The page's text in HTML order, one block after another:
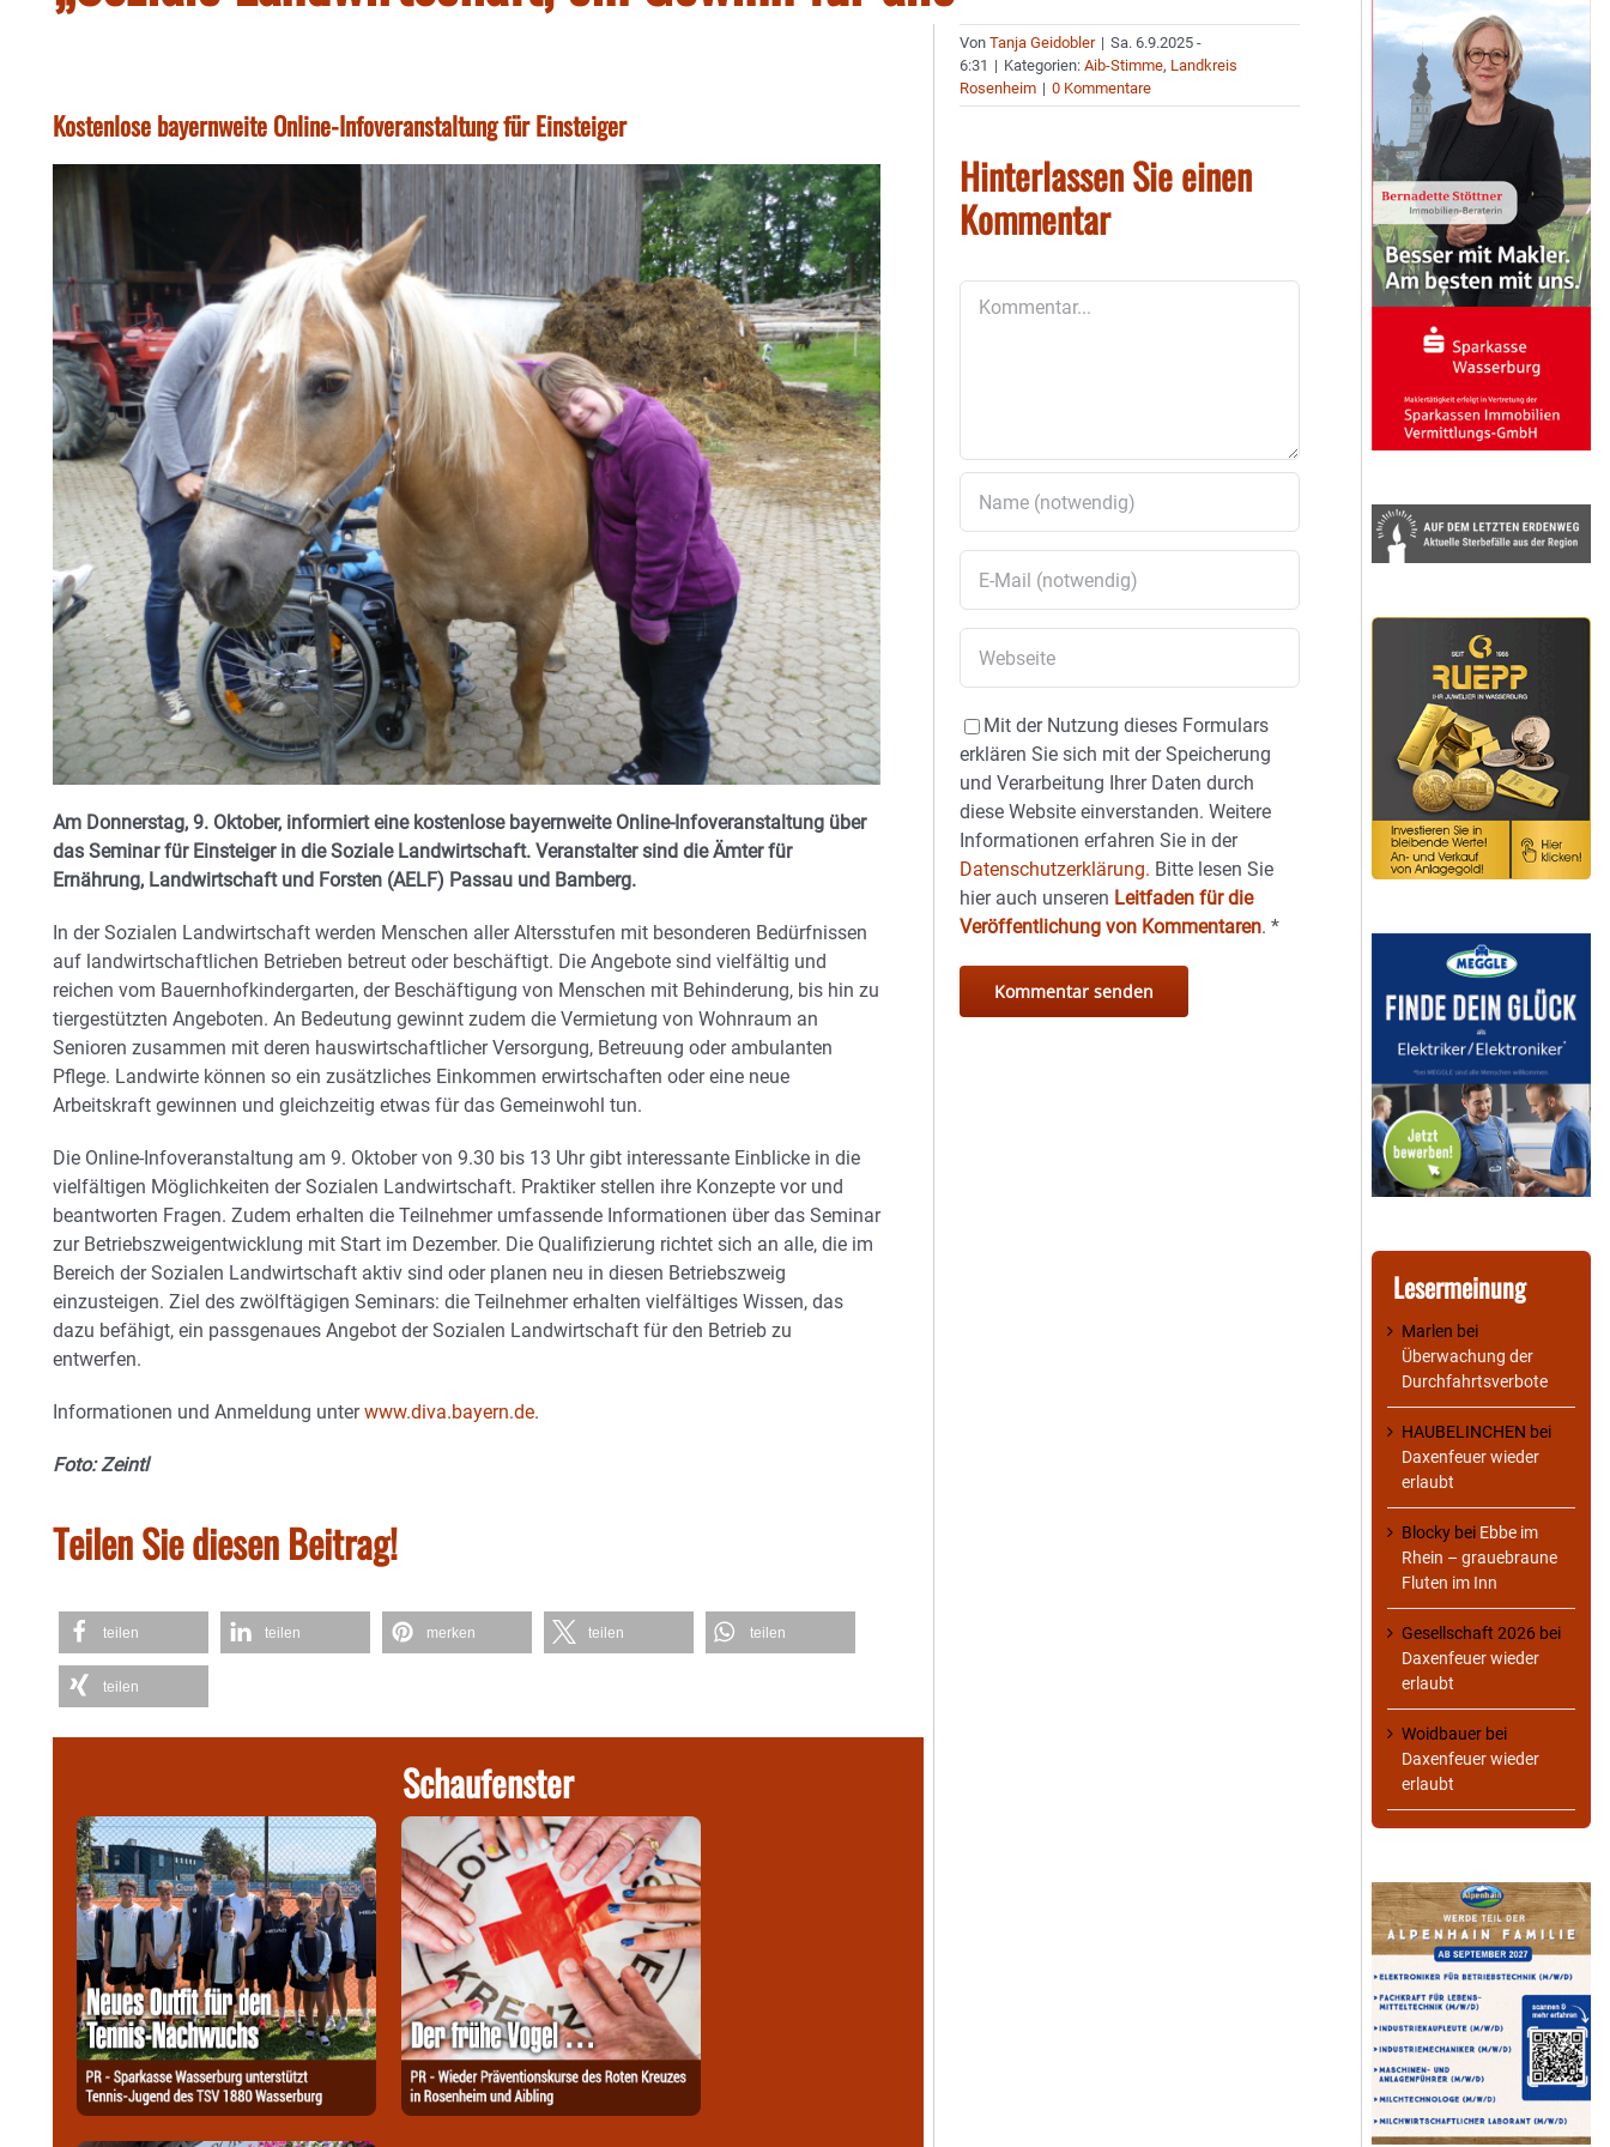
Kostenlose bayernweite Online-Infoveranstaltung für Einsteiger
Am Donnerstag, 9. Oktober, informiert eine kostenlose bayernweite Online-Infoveranstaltung über
das Seminar für Einsteiger in die Soziale Landwirtschaft. Veranstalter sind die Ämter für
Ernährung, Landwirtschaft und Forsten (AELF) Passau und Bamberg.
In der Sozialen Landwirtschaft werden Menschen aller Altersstufen mit besonderen Bedürfnissen
auf landwirtschaftlichen Betrieben betreut oder beschäftigt. Die Angebote sind vielfältig und
reichen vom Bauernhofkindergarten, der Beschäftigung von Menschen mit Behinderung, bis hin zu
tiergestützten Angeboten. An Bedeutung gewinnt zudem die Vermietung von Wohnraum an
Senioren zusammen mit deren hauswirtschaftlicher Versorgung, Betreuung oder ambulanten
Pflege. Landwirte können so ein zusätzliches Einkommen erwirtschaften oder eine neue
Arbeitskraft gewinnen und gleichzeitig etwas für das Gemeinwohl tun.
Die Online-Infoveranstaltung am 9. Oktober von 9.30 bis 13 Uhr gibt interessante Einblicke in die
vielfältigen Möglichkeiten der Sozialen Landwirtschaft. Praktiker stellen ihre Konzepte vor und
beantworten Fragen. Zudem erhalten die Teilnehmer umfassende Informationen über das Seminar
zur Betriebszweigentwicklung mit Start im Dezember. Die Qualifizierung richtet sich an alle, die im
Bereich der Sozialen Landwirtschaft aktiv sind oder planen neu in diesen Betriebszweig
einzusteigen. Ziel des zwölftägigen Seminars: die Teilnehmer erhalten vielfältiges Wissen, das
dazu befähigt, ein passgenaues Angebot der Sozialen Landwirtschaft für den Betrieb zu
entwerfen.
Informationen und Anmeldung unterwww.diva.bayern.de.
Foto: Zeintl
Teilen Sie diesen Beitrag!
teilen teilen merken teilen teilen
teilen
Schaufenster
VonTanja Geidobler | Sa. 6.9.2025 -
6:31 | Kategorien:Aib-Stimme, Landkreis
Rosenheim | 0 Kommentare
Hinterlassen Sie einen
Kommentar
Mit der Nutzung dieses Formulars
erklären Sie sich mit der Speicherung
und Verarbeitung Ihrer Daten durch
diese Website einverstanden. Weitere
Informationen erfahren Sie in der
Datenschutzerklärung. Bitte lesen Sie
hier auch unseren Leitfaden für die
Veröffentlichung von Kommentaren.*
Lesermeinung
Marlen bei
Überwachung der
Durchfahrtsverbote
HAUBELINCHEN bei
Daxenfeuer wieder
erlaubt
Blocky bei Ebbe im
Rhein – grauebraune
Fluten im Inn
Gesellschaft 2026 bei
Daxenfeuer wieder
erlaubt
Woidbauer bei
Daxenfeuer wieder
erlaubt